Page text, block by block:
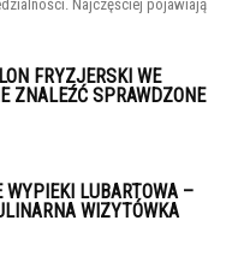
Najczęściej pojawiają
FRYZJERSKI WE
ZNALEŹĆ SPRAWDZONE
LUBARTOWA –
WIZYTÓWKA